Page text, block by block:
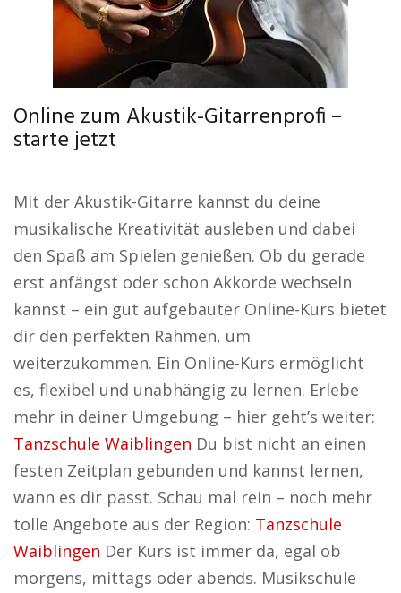
Online zum Akustik-Gitarrenprofi –
starte jetzt
Mit der Akustik-Gitarre kannst du deine
musikalische Kreativität ausleben und dabei
den Spaß am Spielen genießen. Ob du gerade
erst anfängst oder schon Akkorde wechseln
kannst – ein gut aufgebauter Online-Kurs bietet
dir den perfekten Rahmen, um
weiterzukommen. Ein Online-Kurs ermöglicht
es, flexibel und unabhängig zu lernen. Erlebe
mehr in deiner Umgebung – hier geht’s weiter:
Tanzschule Waiblingen Du bist nicht an einen
festen Zeitplan gebunden und kannst lernen,
wann es dir passt. Schau mal rein – noch mehr
tolle Angebote aus der Region: Tanzschule
Waiblingen Der Kurs ist immer da, egal ob
morgens, mittags oder abends. Musikschule